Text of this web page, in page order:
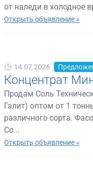
от наледи в холодное
Открыть объявление »
14.07.2026
Концентрат
Продам Соль
Галит) оптом от 1
различного сорта.
Со...
Открыть объявление »